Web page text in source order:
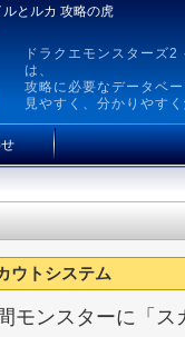
とルカ 攻略の虎
ドラクエモンスターズ
は、
攻略に必要なデータベ
見やすく、分かりやす
ウトシステム
モンスターに「ス